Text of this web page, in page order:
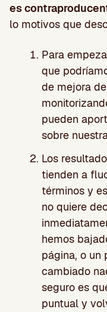
es
lo motivos que
Para
que
de mejora
pueden
sobre
Los
tienden a
términos y
no quiere
hemos
página, o un
cambiado
seguro es
puntual y